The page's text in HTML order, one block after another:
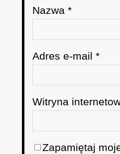
Nazwa *
Adres e-mail *
Witryna
Zapamiętaj